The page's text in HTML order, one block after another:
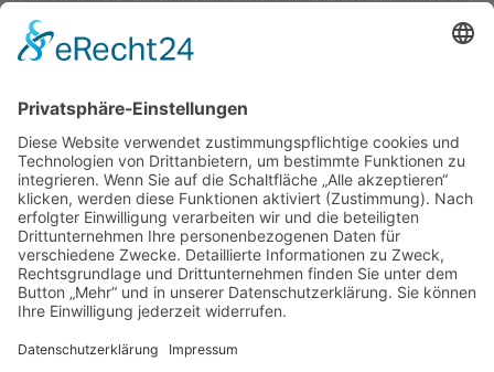
der Stadt Bad Gandersheim ausgezeichnet. Zentrale Motive in Rose
Ausländers lyrischem Werk sind die Judenverfolgung, Heimat und
Gedichten finden sich Bilder der Schönheit, des Leuchtens und der
dem Schweren eine Leichtigkeit. Eintritt: 17 € / 9 €
Karten sind in der Kamenz-Information und an der Abendkasse
erhältlich, Reservierungen sind unter der Telefonnummer
03578/379205 oder per Email:kamenzinformation@kamenz.de
möglich.
Zurück
»facebook.com/kamenz.news »facebook.com/rathaus.kamenz
»facebook.com/Kamenz.Tourismus
»instagramm.com/kamenz_tourismus